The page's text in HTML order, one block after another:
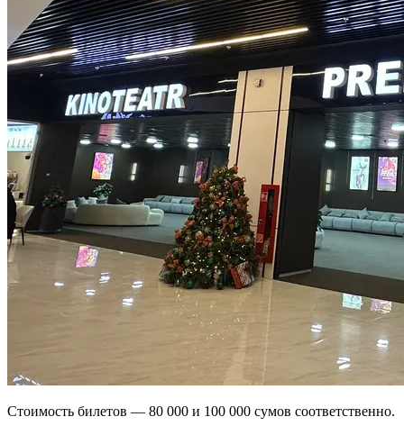
Стоимость билетов — 80 000 и 100 000 сумов соответственно.